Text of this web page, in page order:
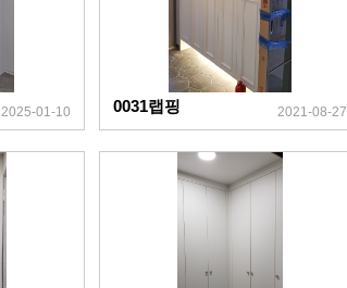
2025-01-10 0031랩핑 2021-08-27